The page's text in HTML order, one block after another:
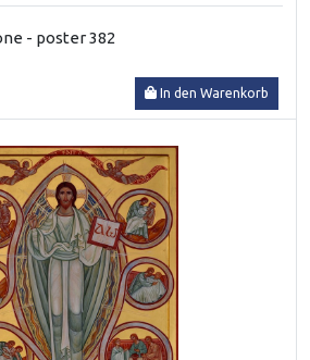
- poster 382
In den Warenkorb